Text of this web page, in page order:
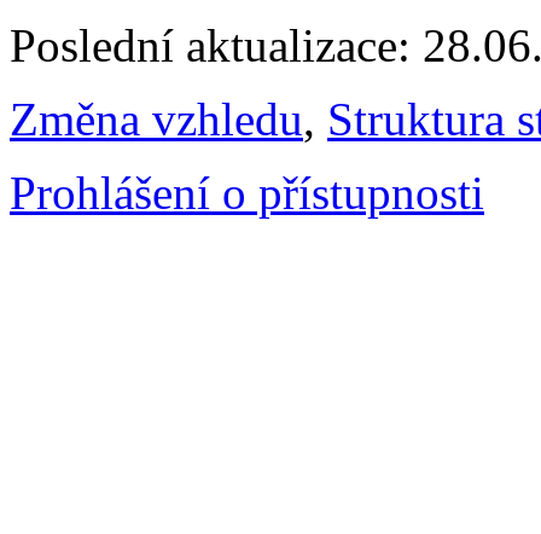
Poslední aktualizace:
Změna vzhledu, Struktura
Prohlášení o přístupnosti